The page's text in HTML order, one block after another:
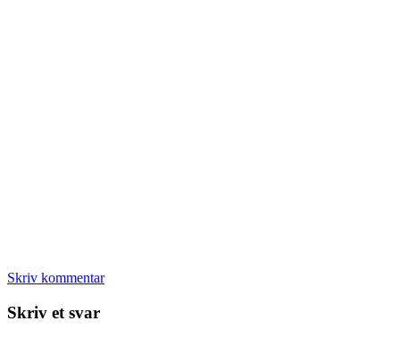
Skriv kommentar
Læserinteraktioner
Skriv et svar